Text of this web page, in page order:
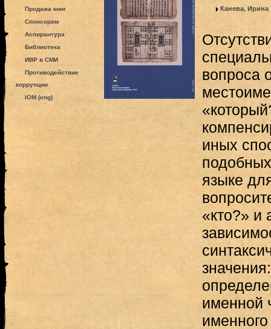
Продажа книг
Спонсорам
Аспирантура
Библиотека
ИВР в СМИ
Противодействие
коррупции
IOM (eng)
Канева,
вопроса
иных
языке
«кто?» и
именной